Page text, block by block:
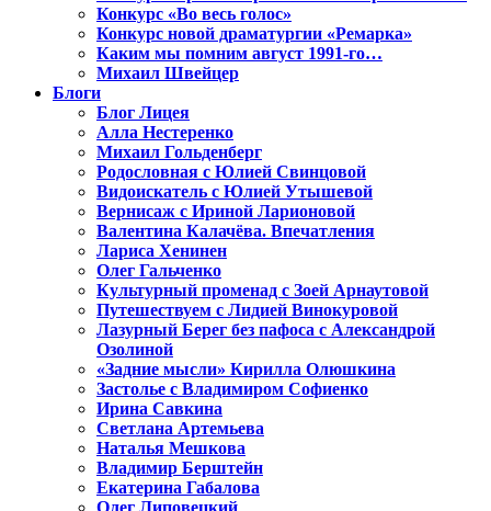
Конкурс «Во весь голос»
Конкурс новой драматургии «Ремарка»
Каким мы помним август 1991-го…
Михаил Швейцер
Блоги
Блог Лицея
Алла Нестеренко
Михаил Гольденберг
Родословная с Юлией Свинцовой
Видоискатель с Юлией Утышевой
Вернисаж с Ириной Ларионовой
Валентина Калачёва. Впечатления
Лариса Хенинен
Олег Гальченко
Культурный променад с Зоей Арнаутовой
Путешествуем с Лидией Винокуровой
Лазурный Берег без пафоса с Александрой
Озолиной
«Задние мысли» Кирилла Олюшкина
Застолье с Владимиром Софиенко
Ирина Савкина
Светлана Артемьева
Наталья Мешкова
Владимир Берштейн
Екатерина Габалова